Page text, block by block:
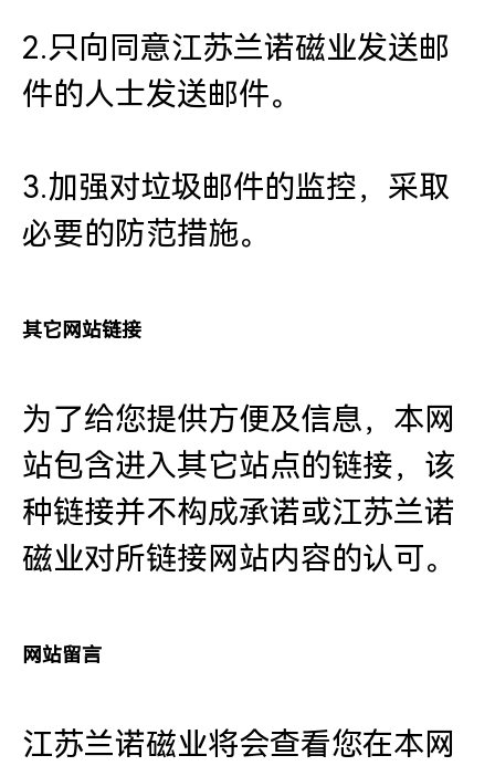
2.只向同意江苏兰诺磁业发送邮
件的人士发送邮件。
3.加强对垃圾邮件的监控，采取
必要的防范措施。
其它网站链接
为了给您提供方便及信息，本网
站包含进入其它站点的链接，该
种链接并不构成承诺或江苏兰诺
磁业对所链接网站内容的认可。
网站留言
江苏兰诺磁业将会查看您在本网